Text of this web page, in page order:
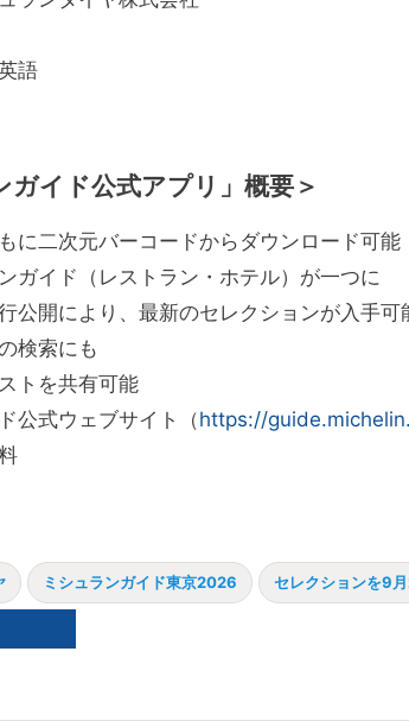
語
ガイド公式アプリ」概要＞
に二次元バーコードからダウンロード可能
ガイド（レストラン・ホテル）が一つに
公開により、最新のセレクションが入手可
検索にも
トを共有可能
公式ウェブサイト（https://
ミシュランガイド東京2026 セレクションを9